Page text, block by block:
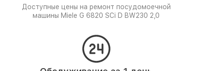
Доступные цены на ремонт посудомоечной
машины Miele G 6820 SCi D BW230 2,0